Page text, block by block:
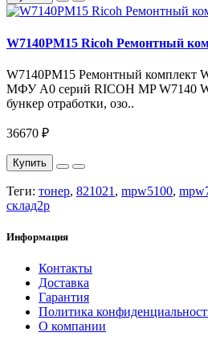
W7140PM15 Ricoh Ремонтный
W7140PM15 Ремонтный комплект
МФУ A0 серий RICOH MP W7140
бункер отработки, озо..
36670 ₽
Купить
Теги: тонер, 821021 , mpw5100,
склад2р
Информация
Контакты
Доставка
Гарантия
Политика
О компании